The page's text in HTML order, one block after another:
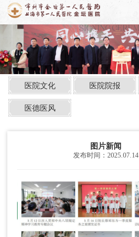
医院文化 医院院报
医德医风
图片新闻
发布时间：2025.07.14